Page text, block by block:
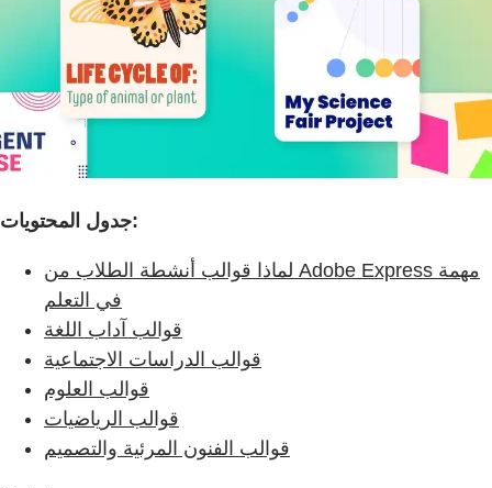
جدول المحتويات:
لماذا قوالب أنشطة الطلاب من Adobe Express مهمة
في التعلم
قوالب آداب اللغة
قوالب الدراسات الاجتماعية
قوالب العلوم
قوالب الرياضيات
قوالب الفنون المرئية والتصميم